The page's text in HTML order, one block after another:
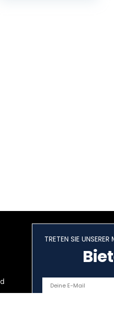
TRETEN SIE